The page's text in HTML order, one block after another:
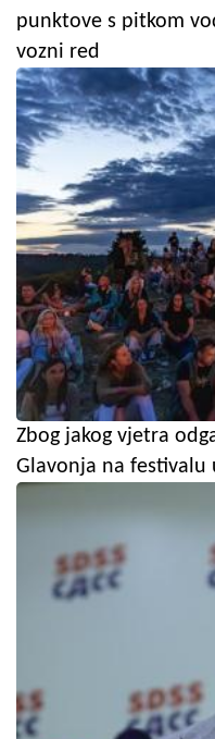
punktove s pitkom
vozni red
Zbog jakog vjetra
Glavonja na festivalu